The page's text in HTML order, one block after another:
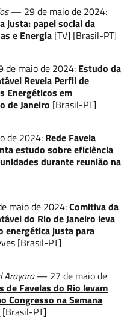
— 29 de maio de 2024:
justa: papel social da
e Energia [TV] [Brasil-PT]
maio de 2024: Estudo da
Revela Perfil de
Energéticos em
de Janeiro [Brasil-PT]
de 2024: Rede Favela
estudo sobre eficiência
durante reunião na
maio de 2024:Comitiva da
do Rio de Janeiro leva
energética justa para
[Brasil-PT]
Arayara— 27 de maio de
de Favelas do Rio levam
Congresso na Semana
[Brasil-PT]